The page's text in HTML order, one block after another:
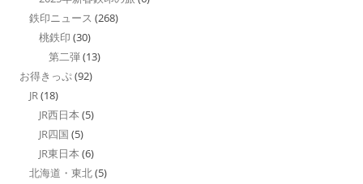
鉄印ニュース (268)
桃鉄印 (30)
第二弾(13)
お得きっぷ(92)
JR(18)
JR西日本 (5)
JR四国 (5)
JR東日本 (6)
北海道・東北(5)